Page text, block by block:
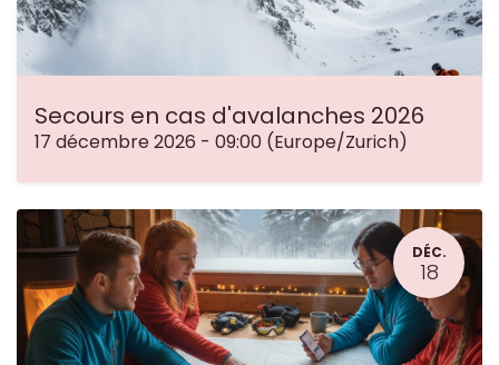
Secours en cas d'avalanches 2026
17 décembre 2026 - 09:00 (Europe/Zurich)
DÉC.
18